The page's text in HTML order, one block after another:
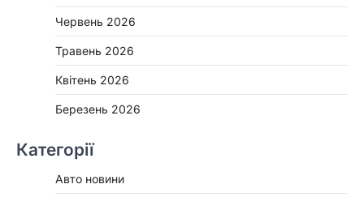
Червень 2026
Травень 2026
Квітень 2026
Березень 2026
Категорії
Авто новини